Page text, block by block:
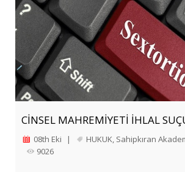
CİNSEL MAHREMİYETİ İHLAL
08th Eki | HUKUK, Sahipkıran
9026